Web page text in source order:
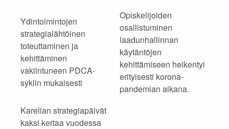
Ydintoimintojen
strategialähtöinen
toteuttaminen ja
kehittäminen
vakiintuneen PDCA-
syklin mukaisesti
Opiskelijoiden
osallistuminen
laadunhallinnan
käytäntöjen
kehittämiseen heikentyi
erityisesti korona-
pandemian aikana.
Karelian strategiapäivät
kaksi kertaa vuodessa